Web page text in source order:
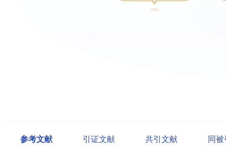
参考文献 引证文献 共引文献 同